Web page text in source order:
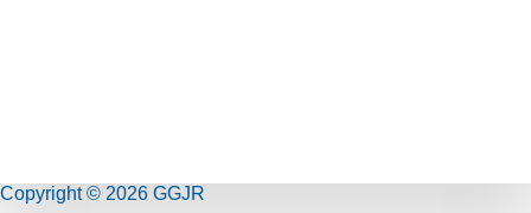
Copyright © 2026 GGJR